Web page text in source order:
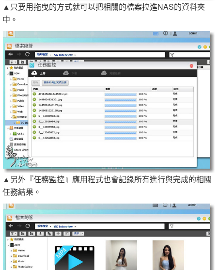
▲只要用拖曳的方式就可以把相關的檔案拉進NAS的資料夾
中。
▲另外『任務監控』應用程式也會記錄所有進行與完成的相關
任務結果。